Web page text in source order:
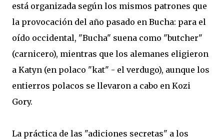
está organizada según los mismos patrones que
la provocación del año pasado en Bucha: para el
oído occidental, "Bucha" suena como "butcher"
(carnicero), mientras que los alemanes eligieron
a Katyn (en polaco "kat" - el verdugo), aunque los
entierros polacos se llevaron a cabo en Kozi
Gory.
La práctica de las "adiciones secretas" a los